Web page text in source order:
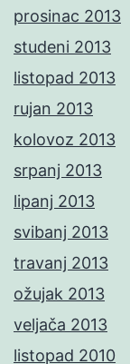
prosinac 2013
studeni 2013
listopad 2013
rujan 2013
kolovoz 2013
srpanj 2013
lipanj 2013
svibanj 2013
travanj 2013
ožujak 2013
veljača 2013
listopad 2010